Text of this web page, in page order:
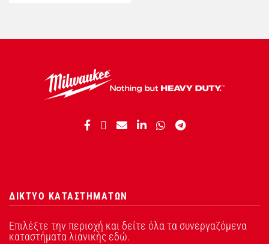
ΔΙΚΤΥΟ ΚΑΤΑΣΤΗΜΑΤΩΝ
Επιλέξτε την περιοχή και δείτε όλα τα συνεργαζόμενα
καταστήματα λιανικής εδώ.